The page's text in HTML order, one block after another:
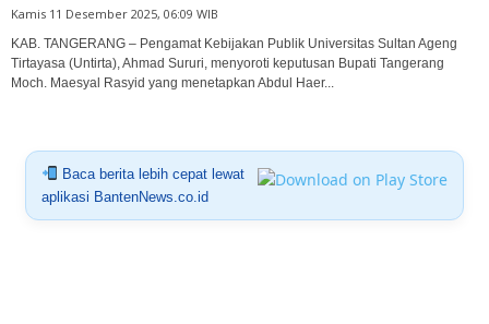
Kamis 11 Desember 2025, 06:09 WIB
KAB. TANGERANG – Pengamat Kebijakan Publik Universitas Sultan Ageng
Tirtayasa (Untirta), Ahmad Sururi, menyoroti keputusan Bupati Tangerang
Moch. Maesyal Rasyid yang menetapkan Abdul Haer...
Baca berita lebih cepat lewat
aplikasi BantenNews.co.id